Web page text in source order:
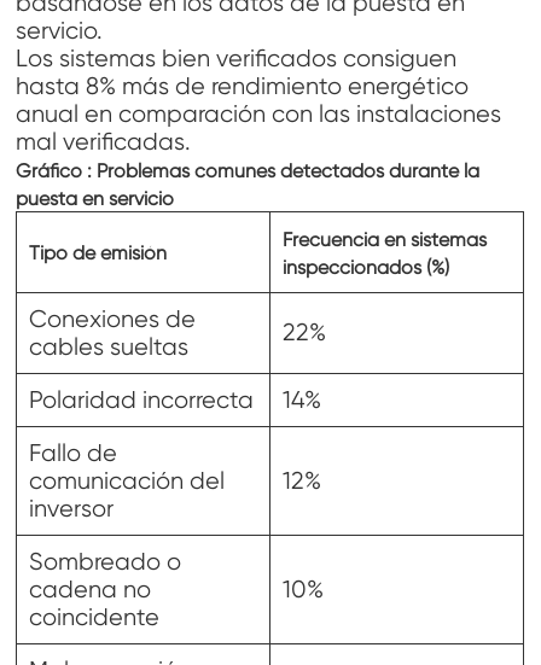
servicio.
Los sistemas bien verificados consiguen
hasta 8% más de rendimiento energético
anual en comparación con las instalaciones
mal verificadas.
Gráfico : Problemas comunes detectados durante la
puesta en servicio
Tipo de emisión
Frecuencia en sistemas
inspeccionados (%)
Conexiones de
cables sueltas
22%
Polaridad incorrecta
14%
Fallo de
comunicación del
inversor
12%
Sombreado o
cadena no
coincidente
10%